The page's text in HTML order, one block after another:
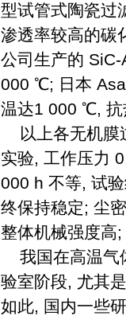
型试管式陶瓷过
渗透率较高的碳
公司生产的
000 ℃; 日本
温达1 000 ℃, 抗
以上各无机膜
实验, 工作压力
000 h 不等, 试
终保持稳定; 尘
整体机械强度高
我国在高温气
验室阶段, 尤其
如此, 国内一些